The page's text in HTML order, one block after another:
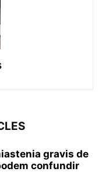
gravis de
confundir